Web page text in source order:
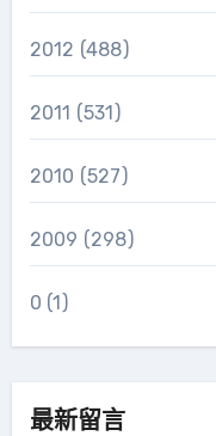
2012 (488)
2011 (531)
2010 (527)
2009 (298)
0 (1)
最新留言